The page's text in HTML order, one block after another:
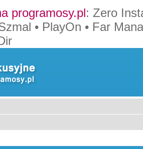
programosy.pl: Zero
• PlayOn • Far